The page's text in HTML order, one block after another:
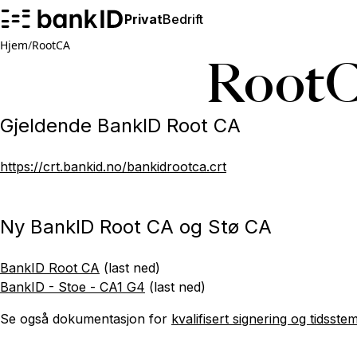
PrivatBedrift
Hjem/RootCA
Gjeldende BankID Root CA
https://crt.bankid.no/bankidrootca.crt
Ny BankID Root CA og Stø CA
BankID Root CA (last ned)
BankID - Stoe - CA1 G4 (last ned)
Se også dokumentasjon for kvalifisert signering og